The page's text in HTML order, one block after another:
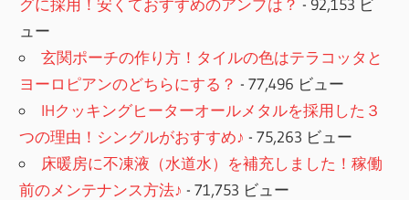
グに採用！安くておすすめのアンプは？ - 92,153 ビ
ュー
玄関ポーチの作り方！タイルの色はテラコッタと
ヨーロピアンのどちらにする？ - 77,496 ビュー
IHクッキングヒーターオールメタルを採用した３
つの理由！シングルがおすすめ♪ - 75,263 ビュー
床暖房に不凍液（水道水）を補充しました！稼働
前のメンテナンス方法♪ - 71,753 ビュー